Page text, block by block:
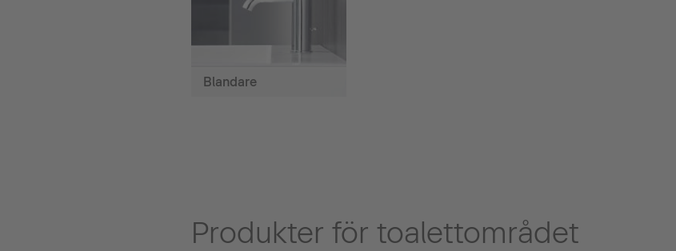
Blandare
Produkter för toalettområdet